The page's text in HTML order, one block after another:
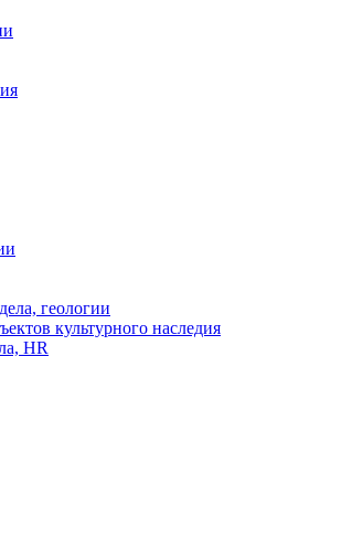
геологии
культурного наследия
HR